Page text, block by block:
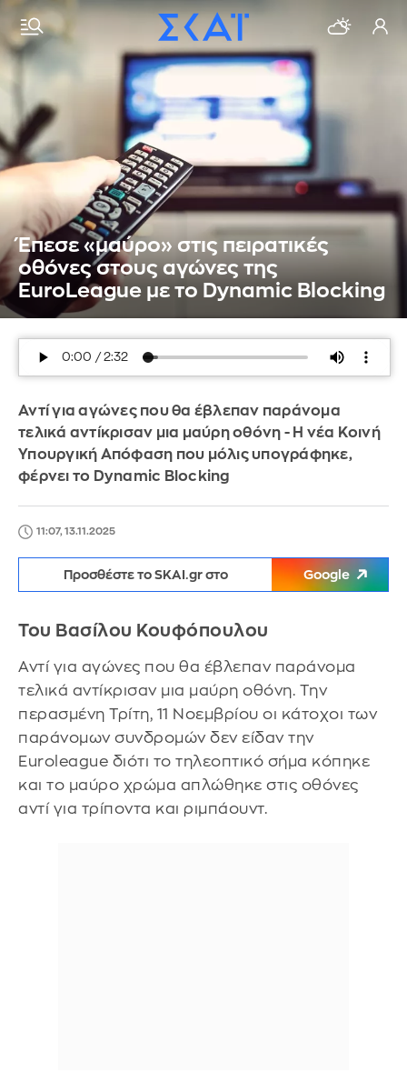
Έπεσε «μαύρο» στις πειρατικές
οθόνες στους αγώνες της
EuroLeague με το Dynamic Blocking
Αντί για αγώνες που θα έβλεπαν παράνομα
τελικά αντίκρισαν μια μαύρη οθόνη - Η νέα Κοινή
Υπουργική Απόφαση που μόλις υπογράφηκε,
φέρνει το Dynamic Blocking
11:07, 13.11.2025
Προσθέστε το SKAI.gr στο Google
Του Βασίλου Κουφόπουλου
Αντί για αγώνες που θα έβλεπαν παράνομα
τελικά αντίκρισαν μια μαύρη οθόνη. Την
περασμένη Τρίτη, 11 Νοεμβρίου οι κάτοχοι των
παράνομων συνδρομών δεν είδαν την
Euroleague διότι το τηλεοπτικό σήμα κόπηκε
και το μαύρο χρώμα απλώθηκε στις οθόνες
αντί για τρίποντα και ριμπάουντ.